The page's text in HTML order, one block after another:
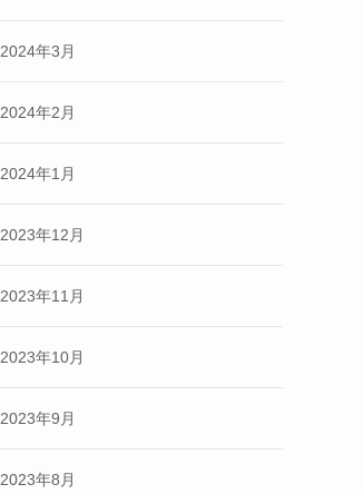
2024年3月
2024年2月
2024年1月
2023年12月
2023年11月
2023年10月
2023年9月
2023年8月